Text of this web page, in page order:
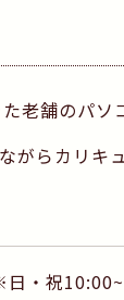
老舗のパソ
がらカリキ
・祝